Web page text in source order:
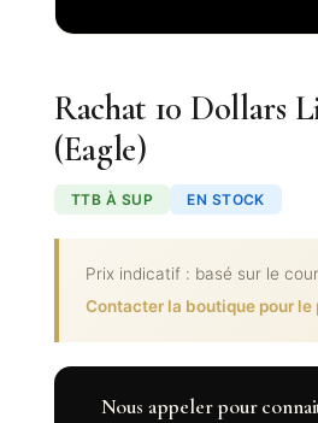
Rachat 10 Dollars
(Eagle)
TTB À SUP EN STOCK
Prix indicatif : basé sur le
Contacter la boutique pour
Nous appeler pour